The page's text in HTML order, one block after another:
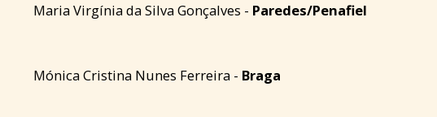
Maria Virgínia da Silva Gonçalves - Paredes/Penafiel
Mónica Cristina Nunes Ferreira - Braga